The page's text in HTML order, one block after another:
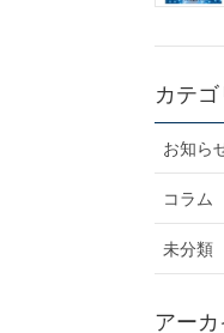
カテ
お知ら
コラム
未分類
アーカ